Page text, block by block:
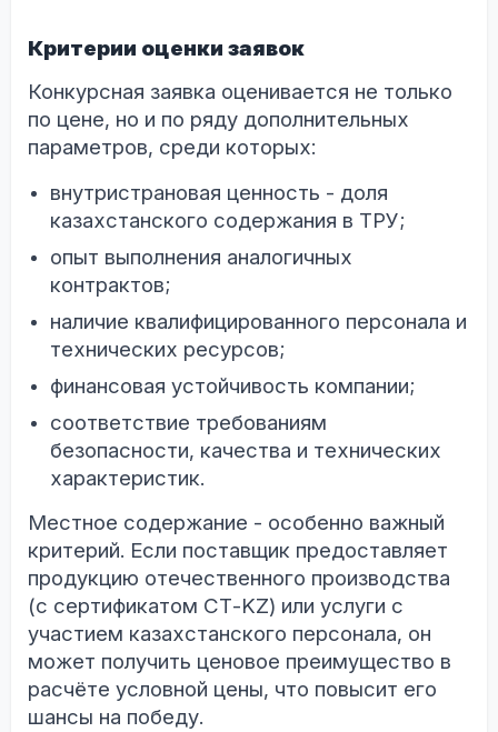
Критерии оценки заявок
Конкурсная заявка оценивается не только
по цене, но и по ряду дополнительных
параметров, среди которых:
внутристрановая ценность - доля
казахстанского содержания в ТРУ;
опыт выполнения аналогичных
контрактов;
наличие квалифицированного персонала и
технических ресурсов;
финансовая устойчивость компании;
соответствие требованиям
безопасности, качества и технических
характеристик.
Местное содержание - особенно важный
критерий. Если поставщик предоставляет
продукцию отечественного производства
(с сертификатом СТ-KZ) или услуги с
участием казахстанского персонала, он
может получить ценовое преимущество в
расчёте условной цены, что повысит его
шансы на победу.